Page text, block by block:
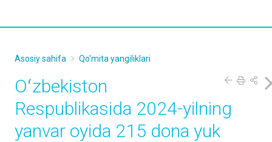
Asosiy sahifa Qo'mita yangiliklari
Oʻzbekiston
Respublikasida 2024-yilning
yanvar oyida 215 dona yuk